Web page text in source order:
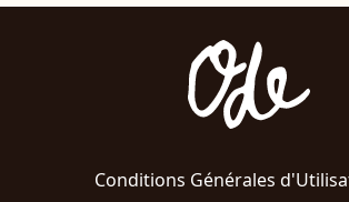
Conditions Générales